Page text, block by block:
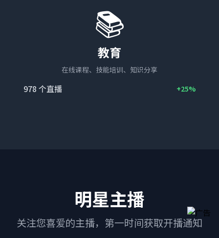
📚
教育
在线课程、技能培训、知识分享
978 个直播 +25%
明星主播
关注您喜爱的主播，第一时间获取开播通知